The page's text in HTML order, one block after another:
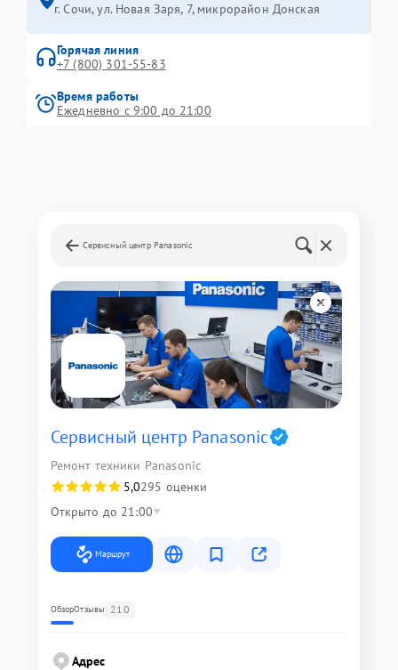
г. Сочи, ул. Новая Заря, 7, микрорайон Донская
Горячая линия
+7 (800) 301-55-83
Время работы
Ежедневно с 9:00 до 21:00
Сервисный центр Panasonic
Сервисный центр Panasonic
Ремонт техники Panasonic
5,0295 оценки
Открыто до 21:00
Маршрут
ОбзорОтзывы 210
Адрес